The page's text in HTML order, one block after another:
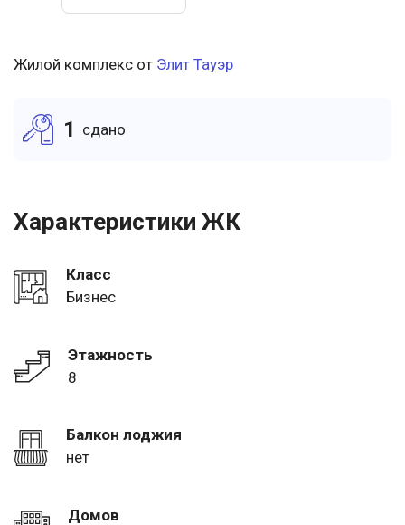
Жилой комплекс от Элит Тауэр
1 cдано
Характеристики ЖК
Класс
Бизнес
Этажность
8
Балкон лоджия
нет
Домов